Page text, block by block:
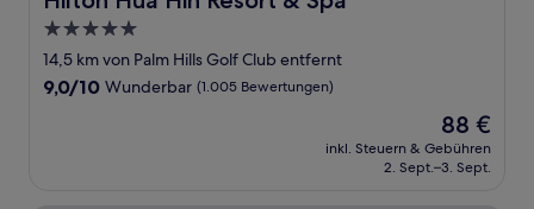
5.0-
Sterne-
Unterkunft
14,5 km von Palm Hills Golf Club entfernt
9.0
9,0/10 Wunderbar (1.005 Bewertungen)
Der
Preis
beträgt
88 €
inkl. Steuern & Gebühren
2. Sept.–3. Sept.